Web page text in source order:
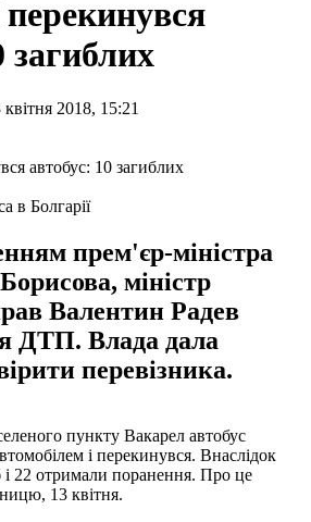
загиблих
2018, 15:21
в Болгарії
прем'єр-міністра
міністр
Валентин Радев
ДТП. Влада дала
перевізника.
пункту Вакарел автобус
і перекинувся. Внаслідок
і 22 отримали поранення. Про це
13 квітня.